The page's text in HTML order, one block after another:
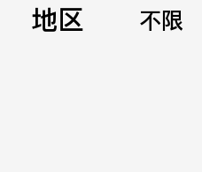
地区 不限